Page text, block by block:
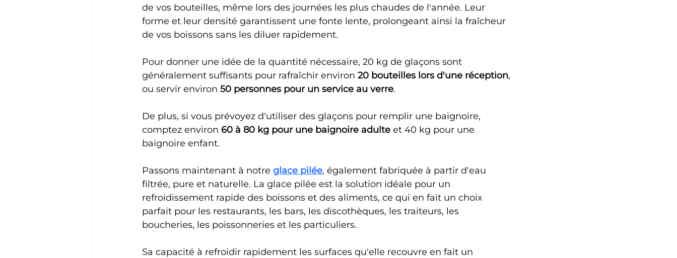
de vos bouteilles, même lors des journées les plus chaudes de l'année. Leur
forme et leur densité garantissent une fonte lente, prolongeant ainsi la fraîcheur
de vos boissons sans les diluer rapidement.
Pour donner une idée de la quantité nécessaire, 20 kg de glaçons sont
généralement suffisants pour rafraîchir environ 20 bouteilles lors d'une réception,
ou servir environ 50 personnes pour un service au verre.
De plus, si vous prévoyez d'utiliser des glaçons pour remplir une baignoire,
comptez environ 60 à 80 kg pour une baignoire adulte et 40 kg pour une
baignoire enfant.
Passons maintenant à notre glace pilée, également fabriquée à partir d'eau
filtrée, pure et naturelle. La glace pilée est la solution idéale pour un
refroidissement rapide des boissons et des aliments, ce qui en fait un choix
parfait pour les restaurants, les bars, les discothèques, les traiteurs, les
boucheries, les poissonneries et les particuliers.
Sa capacité à refroidir rapidement les surfaces qu'elle recouvre en fait un